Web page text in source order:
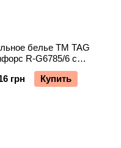
белье TM TAG
R-G6785/6 с
полуторное
грн
Купить